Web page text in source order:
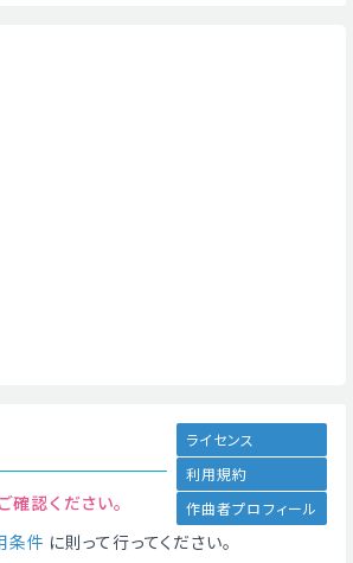
ライセンス
利用規約
作曲者プロフィール
認ください。
条件 に則って行ってください。